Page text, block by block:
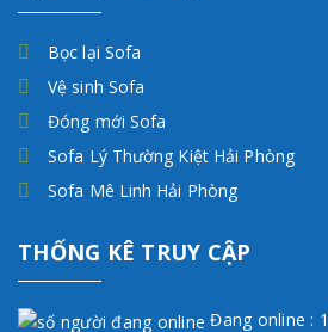
Bọc lại Sofa
Vệ sinh Sofa
Đóng mới Sofa
Sofa Lý Thường Kiệt Hải Phòng
Sofa Mê Linh Hải Phòng
THỐNG KÊ TRUY CẬP
Đang online : 1